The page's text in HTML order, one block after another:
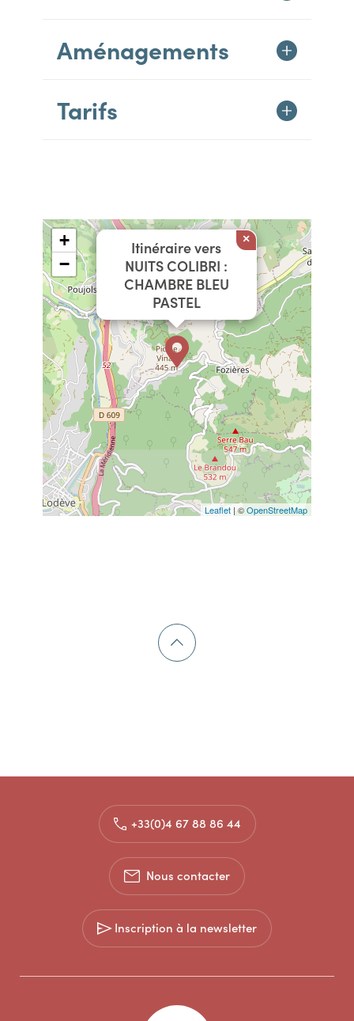
Aménagements
Tarifs
Itinéraire vers
NUITS COLIBRI :
CHAMBRE BLEU
PASTEL
×
+
−
Leaflet | ©OpenStreetMap
+33(0)4 67 88 86 44
Nous contacter
Inscription à la newsletter